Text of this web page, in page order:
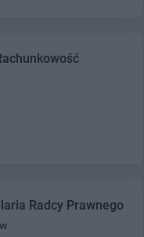
Radcy Prawnego